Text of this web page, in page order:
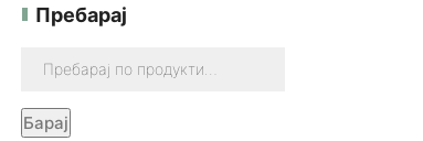
Пребарај
Барај